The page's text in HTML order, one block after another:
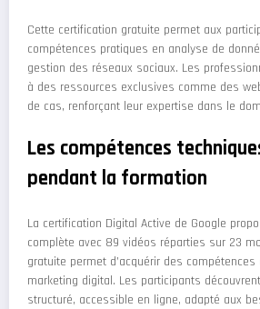
Cette certification gratuite permet aux
compétences pratiques en analyse de
gestion des réseaux sociaux. Les
à des ressources exclusives comme des
de cas, renforçant leur expertise dans le
Les compétences
pendant la formation
La certification Digital Active de Google
complète avec 89 vidéos réparties sur 23
gratuite permet d’acquérir des
marketing digital. Les participants
structuré, accessible en ligne, adapté aux